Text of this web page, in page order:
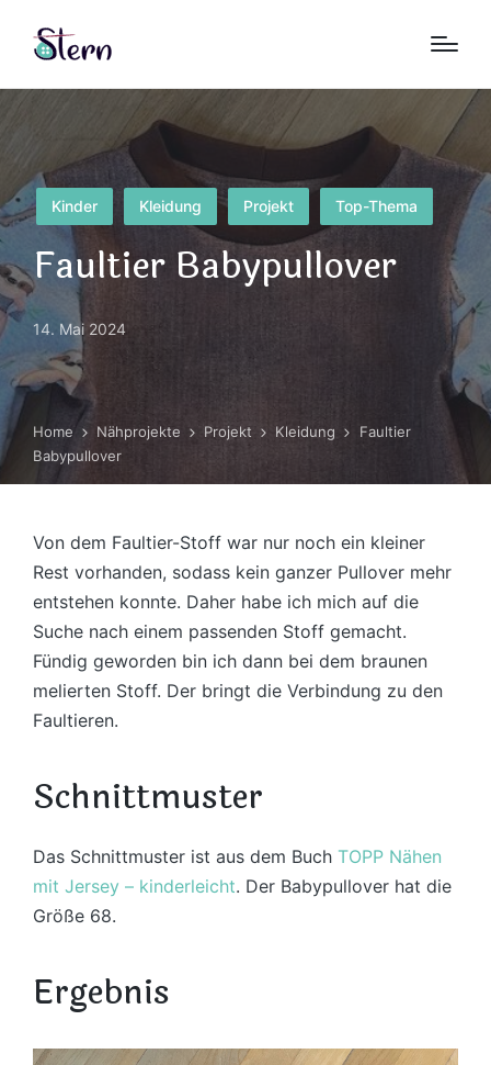
Posted
in
Kinder Kleidung Projekt Top-Thema
Faultier Babypullover
14. Mai 2024
Home Nähprojekte Projekt Kleidung
Faultier
Babypullover
Von dem Faultier-Stoff war nur noch ein kleiner
Rest vorhanden, sodass kein ganzer Pullover mehr
entstehen konnte. Daher habe ich mich auf die
Suche nach einem passenden Stoff gemacht.
Fündig geworden bin ich dann bei dem braunen
melierten Stoff. Der bringt die Verbindung zu den
Faultieren.
Schnittmuster
Das Schnittmuster ist aus dem Buch TOPP Nähen
mit Jersey – kinderleicht. Der Babypullover hat die
Größe 68.
Ergebnis